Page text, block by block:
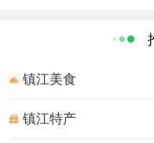
山，焚毁了90%以上的
全会以后，宗教政策得到
九霄万福宫
镇江美食
镇江特产